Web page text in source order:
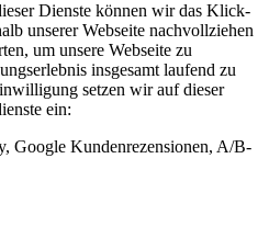
Dienste können wir das Klick-
unserer Webseite nachvollziehen
um unsere Webseite zu
insgesamt laufend zu
setzen wir auf dieser
ein:
Google Kundenrezensionen, A/B-